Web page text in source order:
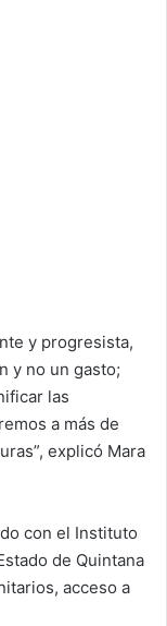
y progresista,
y no un gasto;
las
a más de
explicó Mara
con el Instituto
de Quintana
acceso a